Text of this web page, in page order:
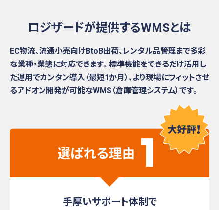
ロジザードが提供するWMSとは
EC物流、流通小売向けBtoB出荷、レンタル品管理まで多彩
な業種・業態に対応できます。 標準機能をできるだけ活用し
た運用でカンタン導入（最短1か月）、 より現場にフィットさせ
るアドオン開発が可能なWMS（倉庫管理システム）です。
手厚いサポート体制で